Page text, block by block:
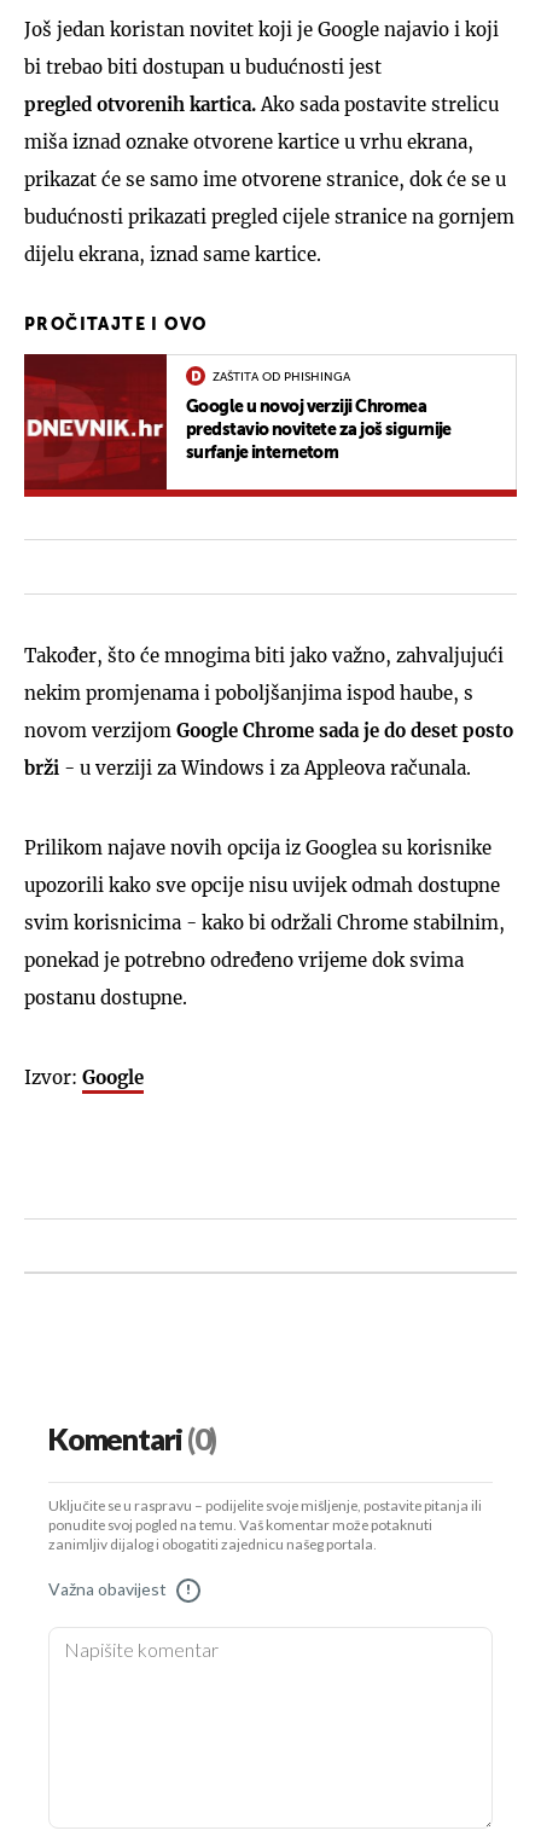
Još jedan koristan novitet koji je Google najavio i koji
bi trebao biti dostupan u budućnosti jest
pregled otvorenih kartica. Ako sada postavite strelicu
miša iznad oznake otvorene kartice u vrhu ekrana,
prikazat će se samo ime otvorene stranice, dok će se u
budućnosti prikazati pregled cijele stranice na gornjem
dijelu ekrana, iznad same kartice.
PROČITAJTE I OVO
ZAŠTITA OD PHISHINGA
Google u novoj verziji Chromea
predstavio novitete za još sigurnije
surfanje internetom
Također, što će mnogima biti jako važno, zahvaljujući
nekim promjenama i poboljšanjima ispod haube, s
novom verzijom Google Chrome sada je do deset posto
brži - u verziji za Windows i za Appleova računala.
Prilikom najave novih opcija iz Googlea su korisnike
upozorili kako sve opcije nisu uvijek odmah dostupne
svim korisnicima - kako bi održali Chrome stabilnim,
ponekad je potrebno određeno vrijeme dok svima
postanu dostupne.
Izvor: Google
Komentari(0)
Uključite se u raspravu – podijelite svoje mišljenje, postavite pitanja ili
ponudite svoj pogled na temu. Vaš komentar može potaknuti
zanimljiv dijalog i obogatiti zajednicu našeg portala.
Važna obavijest !